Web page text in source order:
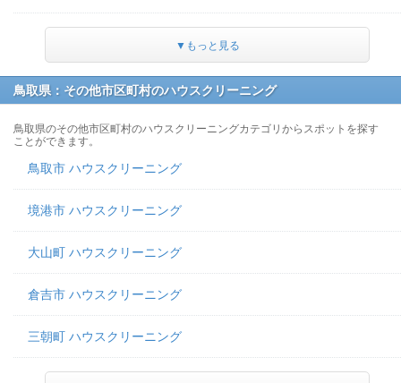
▼もっと見る
鳥取県：その他市区町村のハウスクリーニング
鳥取県のその他市区町村のハウスクリーニングカテゴリからスポットを探す
ことができます。
鳥取市 ハウスクリーニング
境港市 ハウスクリーニング
大山町 ハウスクリーニング
倉吉市 ハウスクリーニング
三朝町 ハウスクリーニング